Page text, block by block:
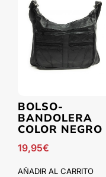
BOLSO-
BANDOLERA
COLOR NEGRO
19,95€
AÑADIR AL CARRITO